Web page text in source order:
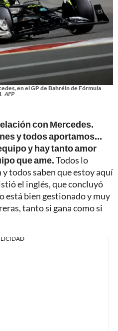
en el GP de Bahréin de Fórmula
AFP
con Mercedes.
y todos aportamos...
y hay tanto amor
que ame.Todos lo
todos saben que estoy aquí
el inglés, que concluyó
está bien gestionado y muy
tanto si gana como si